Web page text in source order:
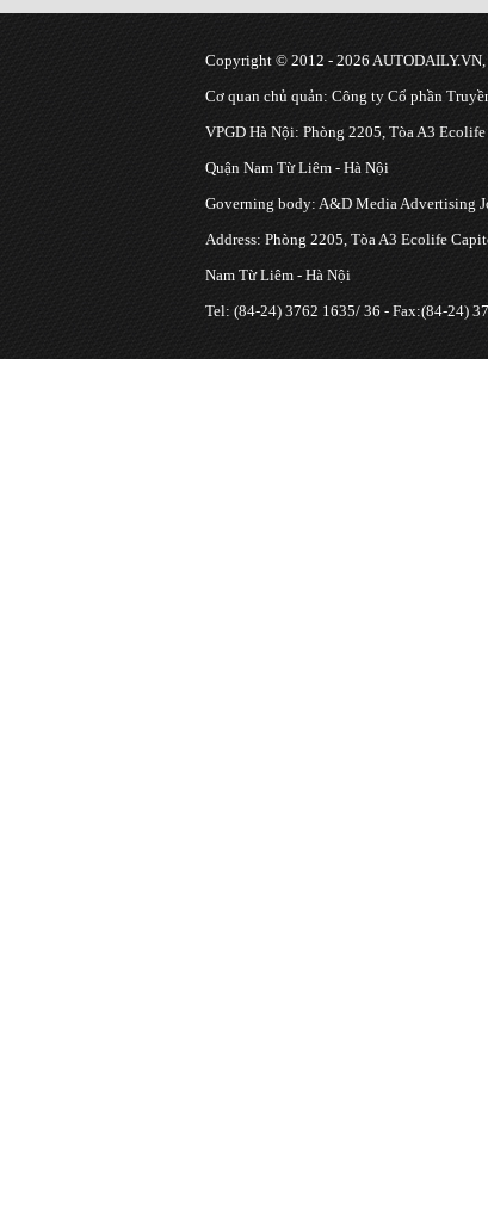
Copyright © 2012 - 2026 AUTODAILY.VN,
Cơ quan chủ quản: Công ty Cổ phần
VPGD Hà Nội: Phòng 2205, Tòa A3
Quận Nam Từ Liêm - Hà Nội
Governing body: A&D Media Advertising
Address: Phòng 2205, Tòa A3 Ecolife
Nam Từ Liêm - Hà Nội
Tel: (84-24) 3762 1635/ 36 - Fax:(84-24)